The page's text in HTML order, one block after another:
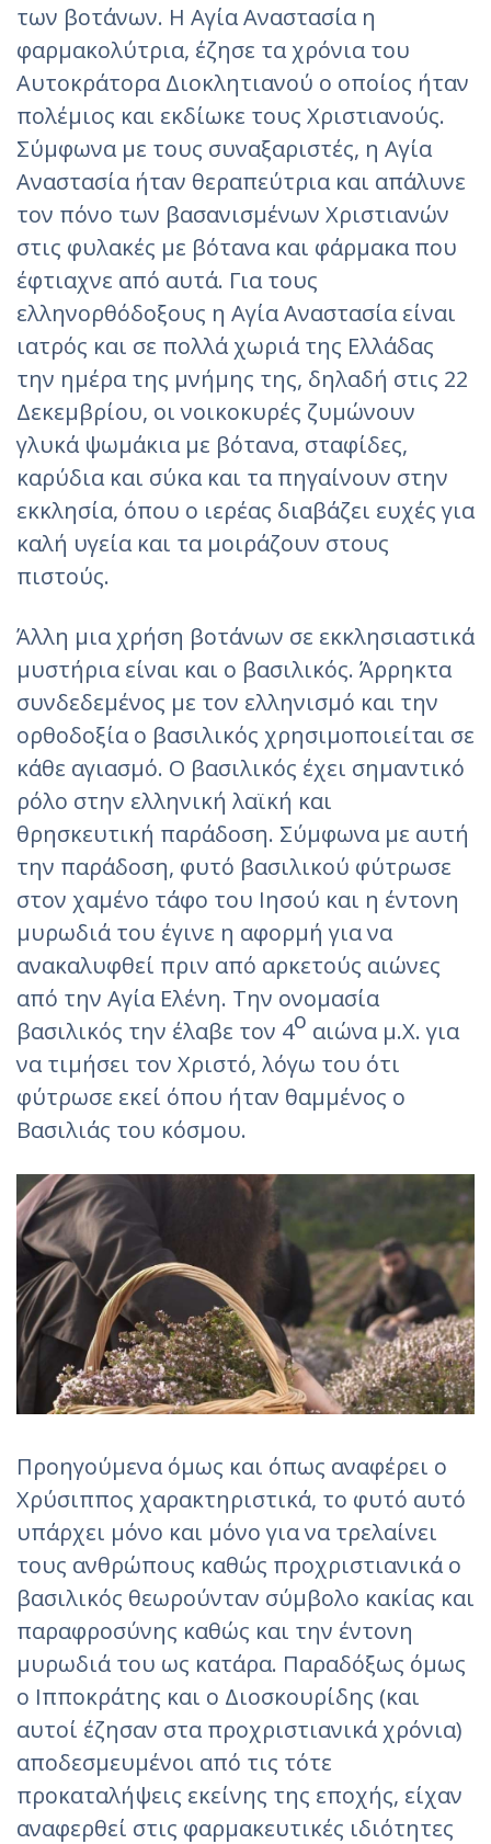
των βοτάνων. Η Αγία Αναστασία η
φαρμακολύτρια, έζησε τα χρόνια του
Αυτοκράτορα Διοκλητιανού ο οποίος ήταν
πολέμιος και εκδίωκε τους Χριστιανούς.
Σύμφωνα με τους συναξαριστές, η Αγία
Αναστασία ήταν θεραπεύτρια και απάλυνε
τον πόνο των βασανισμένων Χριστιανών
στις φυλακές με βότανα και φάρμακα που
έφτιαχνε από αυτά. Για τους
ελληνορθόδοξους η Αγία Αναστασία είναι
ιατρός και σε πολλά χωριά της Ελλάδας
την ημέρα της μνήμης της, δηλαδή στις 22
Δεκεμβρίου, οι νοικοκυρές ζυμώνουν
γλυκά ψωμάκια με βότανα, σταφίδες,
καρύδια και σύκα και τα πηγαίνουν στην
εκκλησία, όπου ο ιερέας διαβάζει ευχές για
καλή υγεία και τα μοιράζουν στους
πιστούς.
Άλλη μια χρήση βοτάνων σε εκκλησιαστικά
μυστήρια είναι και ο βασιλικός. Άρρηκτα
συνδεδεμένος με τον ελληνισμό και την
ορθοδοξία ο βασιλικός χρησιμοποιείται σε
κάθε αγιασμό. Ο βασιλικός έχει σημαντικό
ρόλο στην ελληνική λαϊκή και
θρησκευτική παράδοση. Σύμφωνα με αυτή
την παράδοση, φυτό βασιλικού φύτρωσε
στον χαμένο τάφο του Ιησού και η έντονη
μυρωδιά του έγινε η αφορμή για να
ανακαλυφθεί πριν από αρκετούς αιώνες
από την Αγία Ελένη. Την ονομασία
βασιλικός την έλαβε τον 4ο αιώνα μ.Χ. για
να τιμήσει τον Χριστό, λόγω του ότι
φύτρωσε εκεί όπου ήταν θαμμένος ο
Βασιλιάς του κόσμου.
Προηγούμενα όμως και όπως αναφέρει ο
Χρύσιππος χαρακτηριστικά, το φυτό αυτό
υπάρχει μόνο και μόνο για να τρελαίνει
τους ανθρώπους καθώς προχριστιανικά ο
βασιλικός θεωρούνταν σύμβολο κακίας και
παραφροσύνης καθώς και την έντονη
μυρωδιά του ως κατάρα. Παραδόξως όμως
ο Ιπποκράτης και ο Διοσκουρίδης (και
αυτοί έζησαν στα προχριστιανικά χρόνια)
αποδεσμευμένοι από τις τότε
προκαταλήψεις εκείνης της εποχής, είχαν
αναφερθεί στις φαρμακευτικές ιδιότητες